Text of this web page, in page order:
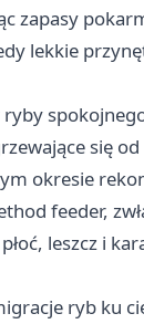
zapasy
lekkie
się
okresie
feeder,
leszcz i
ryb ku